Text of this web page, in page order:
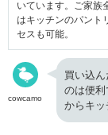
いています。ご家族
はキッチンのパント
セスも可能。
cowcamo
買い込
のは便利
からキッ